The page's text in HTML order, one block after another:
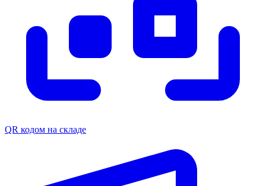
QR кодом на складе